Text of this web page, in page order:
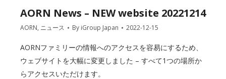
AORN News – NEW website 20221214
AORN, ニュース By iGroup Japan 2022-12-15
AORNファミリーの情報へのアクセスを容易にするため、
ウェブサイトを大幅に変更しました – すべて1つの場所か
らアクセスいただけます。